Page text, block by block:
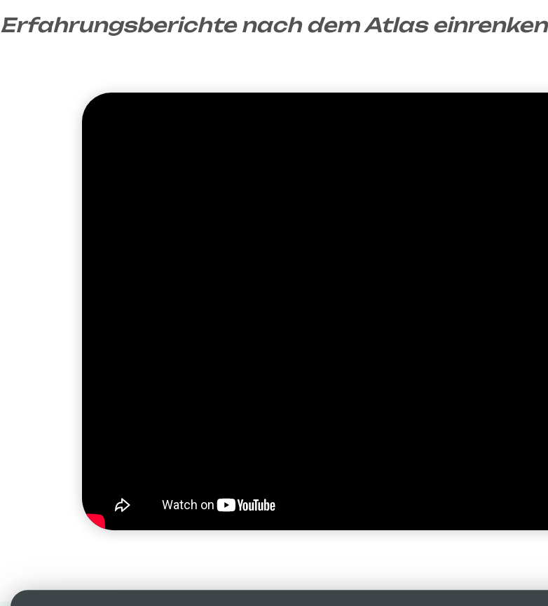
Erfahrungsberichte nach dem Atlas einrenken